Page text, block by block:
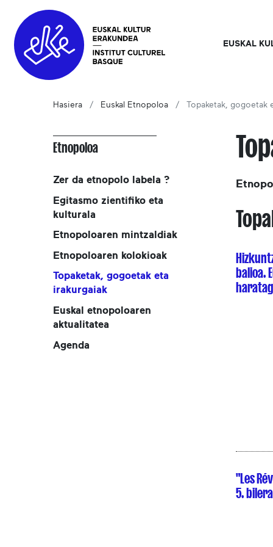
EUSKAL
Hasiera Euskal Etnopoloa Topaketak, gogoetak
balioa.
"Les
5. bilera
Etnopoloa
Zer da etnopolo labela ?
Egitasmo zientifiko eta
kulturala
Etnopoloaren mintzaldiak
Etnopoloaren kolokioak
Topaketak, gogoetak eta
irakurgaiak
Euskal etnopoloaren
aktualitatea
Agenda